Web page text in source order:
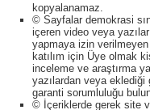
kopyalanamaz.
© Sayfalar demokrasi
içeren video veya
yapmaya izin
katılım için Üye olmak
inceleme ve araştırma
yazılardan veya
garanti sorumluluğu
© İçeriklerde gerek site